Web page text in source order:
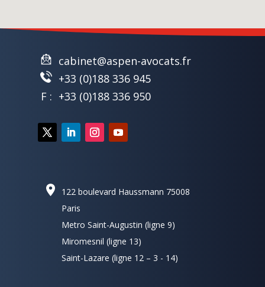
cabinet@aspen-avocats.fr
+33 (0)188 336 945
F : +33 (0)188 336 950
122 boulevard Haussmann 75008
Paris
Metro Saint-Augustin (ligne 9)
Miromesnil (ligne 13)
Saint-Lazare (ligne 12 – 3 - 14)